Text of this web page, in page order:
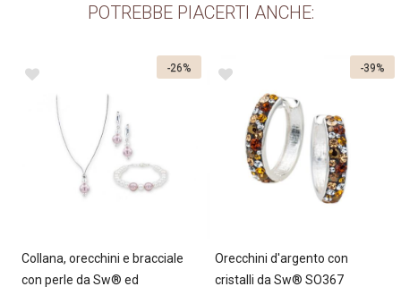
POTREBBE PIACERTI ANCHE:
Collana, orecchini e bracciale
con perle da Sw® ed
-26%
Orecchini d'argento con
cristalli da Sw® SO367
-39%